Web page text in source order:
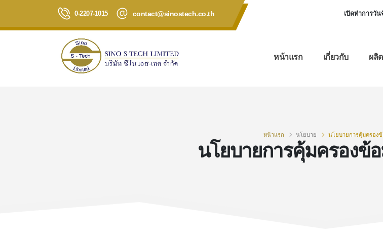
0-2207-1015 contact@sinostech.co.th เปิดทำการวั
หน้าแรก เกี่ยวกับ ผลิ
นโยบายการคุ้มครองข้
หน้าแรก นโยบาย นโยบายการคุ้มครอง